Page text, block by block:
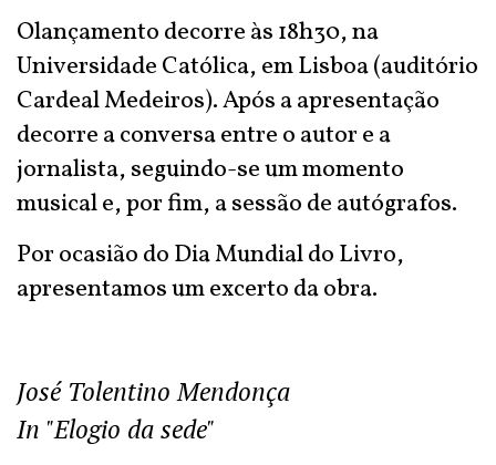
Olançamento decorre às 18h30, na
Universidade Católica, em Lisboa (auditório
Cardeal Medeiros). Após a apresentação
decorre a conversa entre o autor e a
jornalista, seguindo-se um momento
musical e, por fim, a sessão de autógrafos.
Por ocasião do Dia Mundial do Livro,
apresentamos um excerto da obra.
José Tolentino Mendonça
In "Elogio da sede"